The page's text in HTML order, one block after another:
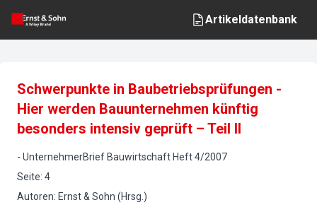
Artikeldatenbank
Schwerpunkte in Baubetriebsprüfungen -
Hier werden Bauunternehmen künftig
besonders intensiv geprüft – Teil II
- UnternehmerBrief Bauwirtschaft Heft4/2007
Seite: 4
Autoren: Ernst & Sohn (Hrsg.)